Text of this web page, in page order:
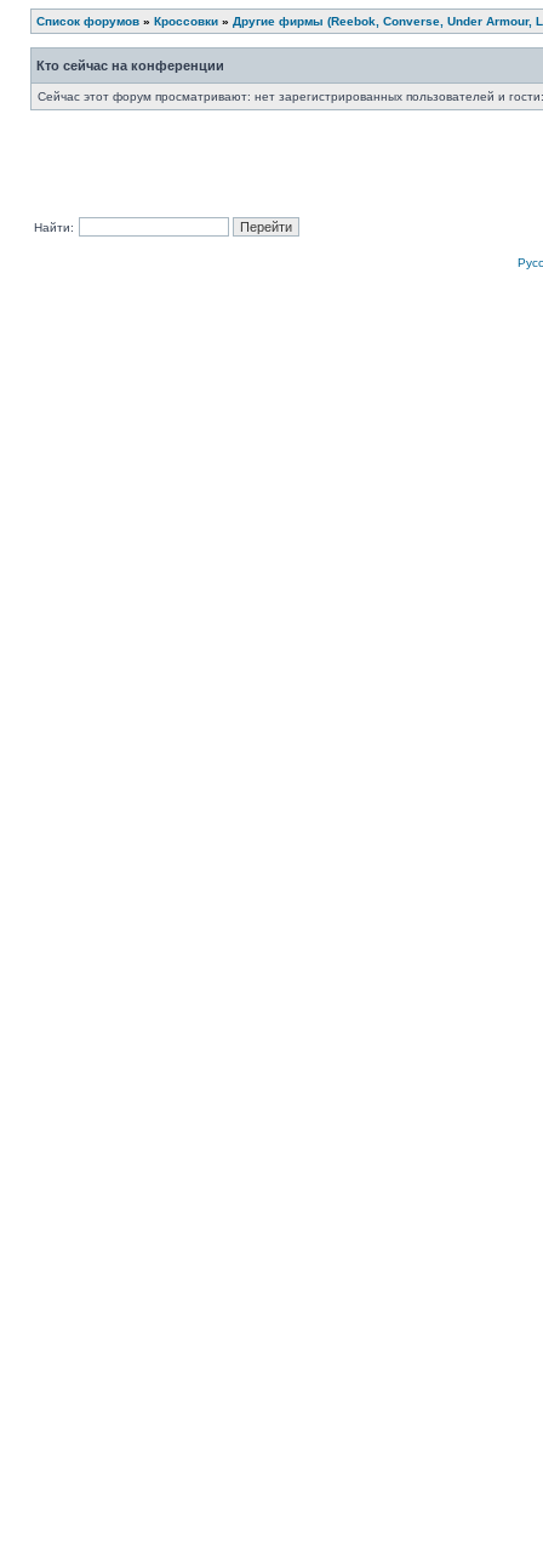
Список форумов » Кроссовки » Другие фирмы (Reebok, Converse, Under Armour,
Кто сейчас на конференции
Сейчас этот форум просматривают: нет зарегистрированных пользователей и
Найти: